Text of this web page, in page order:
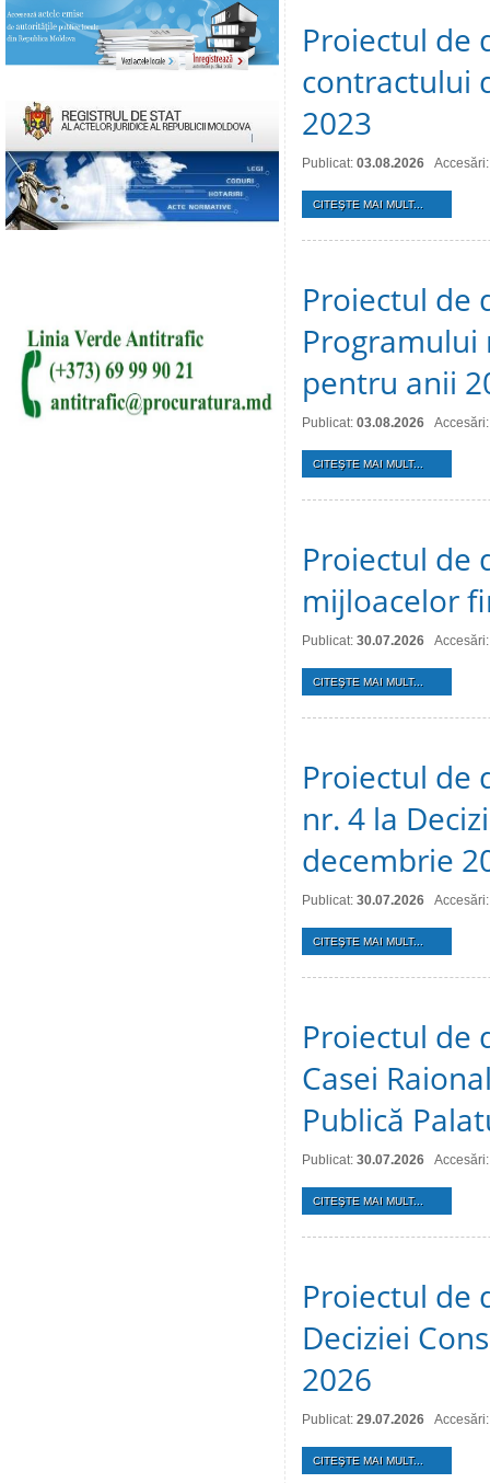
Proiectul de
contractului
2023
Publicat: 03.08.2026
CITEŞTE MAI MULT...
Proiectul de
Programului
pentru anii
Publicat: 03.08.2026
CITEŞTE MAI MULT...
Proiectul de
mijloacelor
Publicat: 30.07.2026
CITEŞTE MAI MULT...
Proiectul de
nr. 4 la
decembrie
Publicat: 30.07.2026
CITEŞTE MAI MULT...
Proiectul de
Casei
Publică
Publicat: 30.07.2026
CITEŞTE MAI MULT...
Proiectul de
Deciziei
2026
Publicat: 29.07.2026
CITEŞTE MAI MULT...